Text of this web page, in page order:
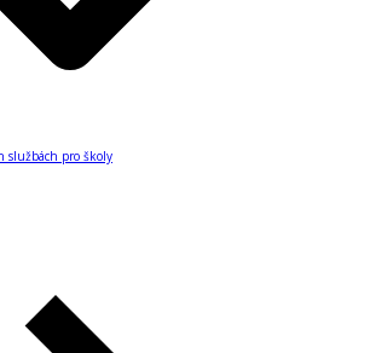
službách pro školy